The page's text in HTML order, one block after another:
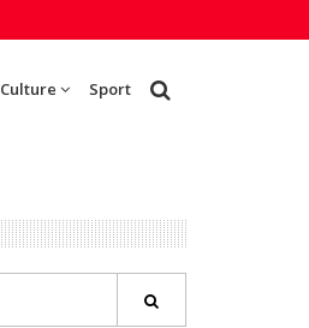
Culture Sport